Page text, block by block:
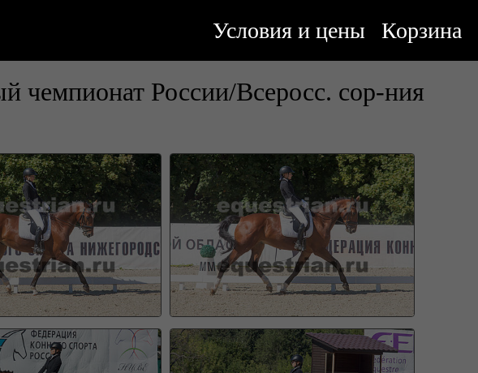
Корзина
Условия и цены
чемпионат России/Всеросс. сор-ния